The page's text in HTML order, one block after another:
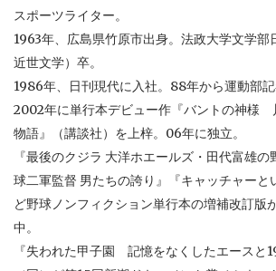
スポーツライター。
1963年、広島県竹原市出身。法政大学文学部
近世文学）卒。
1986年、日刊現代に入社。88年から運動部記
2002年に単行本デビュー作『バントの神様
物語』（講談社）を上梓。06年に独立。
『最後のクジラ 大洋ホエールズ・田代富雄
球二軍監督 男たちの誇り』『キャッチャーと
ど野球ノンフィクション単行本の増補改訂版
中。
『失われた甲子園 記憶をなくしたエースと